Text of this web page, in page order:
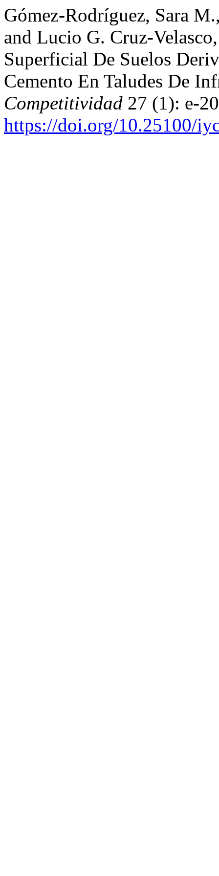
Gómez-Rodríguez, Sara
and Lucio G. Cruz-
Superficial De Suelos
Cemento En Taludes De
Competitividad 27 (1): e-
https://doi.org/10.25100/